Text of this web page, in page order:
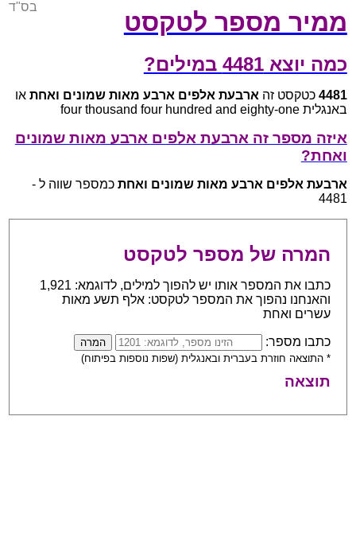
ממיר מספר לטקסט
בס"ד
כמה יוצא 4481 במילים?
4481 כטקסט זה ארבעת אלפים ארבע מאות שמונים ואחת או
באנגלית four thousand four hundred and eighty-one
איזה מספר זה ארבעת אלפים ארבע מאות שמונים
ואחת?
ארבעת אלפים ארבע מאות שמונים ואחת כמספר שווה ל -
4481
המרה של מספר לטקסט
כתבו את המספר אותו יש להפוך למילים, לדוגמא: 1,921
והאנחנו נהפוך את המספר לטקסט: אלף תשע מאות
עשרים ואחת
כתבו מספר:
* התוצאה חוזרת בעברית ובאנגלית (שפות נוספות בפיתוח)
תוצאה